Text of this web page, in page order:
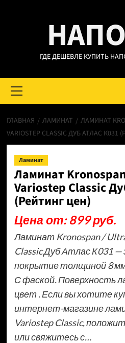
ГДЕ ДЕШЕВЛЕ КУПИТЬ
меню
ГЛАВНАЯ ЛАМИНАТ
ЛАМИНАТ
VARIOSTEP CLASSIC ДУБ АТЛАС
Ламинат
Ламинат
Variostep Classic
(Рейтинг цен)
Цена от: 899 руб.
Ламинат Kronospan /
Classic Дуб Атлас К031 —
покрытие толщиной 8
С фаской. Поверхность
цвет . Если вы хотите
интернет-магазине
Variostep Classic,
или свяжитесь с…